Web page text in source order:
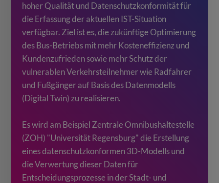
hoher Qualität und Datenschutzkonformität für
die Erfassung der aktuellen IST-Situation
verfügbar. Ziel ist es, die zukünftige Optimierung
des Bus-Betriebs mit mehr Kosteneffizienz und
Kundenzufrieden sowie mehr Schutz der
vulnerablen Verkehrsteilnehmer wie Radfahrer
und Fußgänger auf Basis des Datenmodells
(Digital Twin) zu realisieren.
Es wird am Beispiel Zentrale Omnibushaltestelle
(ZOH) "Universität Regensburg" die Erstellung
eines datenschutzkonformen 3D-Modells und
die Verwertung dieser Daten für
Entscheidungsprozesse in der Stadt- und